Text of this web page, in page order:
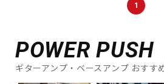
配信/ライブ機器
1
POWER PUSH
ギターアンプ・ベースアンプ おすす